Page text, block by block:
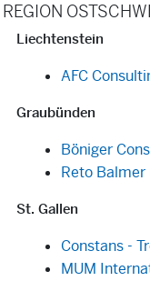
REGION
Liechtenstein
AFC
Graubünden
Böniger
Reto Balmer
St. Gallen
Constans -
MUM